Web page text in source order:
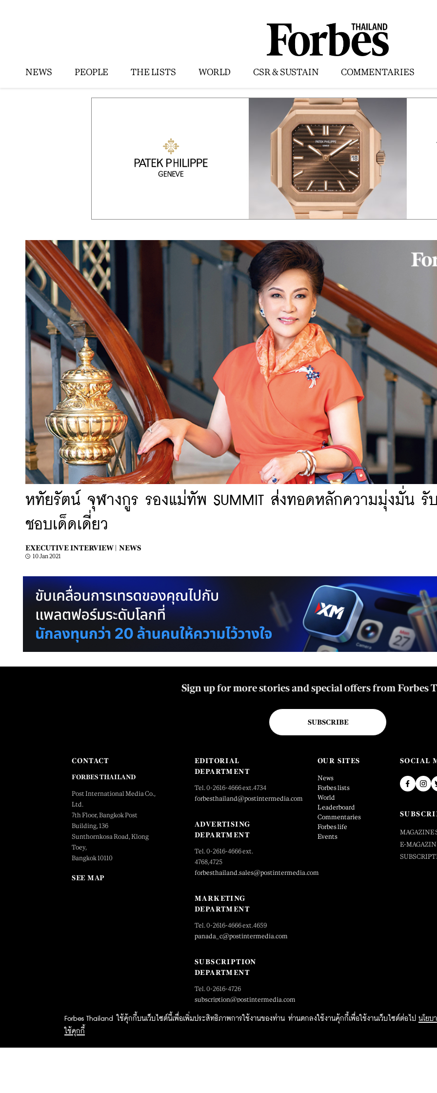
NEWS PEOPLE THE LISTS WORLD CSR & SUSTAIN COMMENTARIES
หทัยรัตน์ จุฬางกูร รองแม่ทัพ SUMMIT ส่งทอดหลักความมุ่งมั่น รั
ชอบเด็ดเดี่ยว
EXECUTIVE INTERVIEW | NEWS
10 Jan 2021
Forbes Thailand ใช้คุ้กกี้บนเว็บไซต์นี้เพื่อเพิ่มประสิทธิภาพการใช้งานของท่าน ท่านตกลงใช้งานคุ้กกี้เพื่อใช้งานเว็บไซต์ต่อไป
นโยบ
ใช้คุกกี้
Sign up for more stories and special offers from Forbes
SUBSCRIBE
CONTACT
FORBES THAILAND
Post International Media Co.,
Ltd.
7th Floor, Bangkok Post
Building, 136
Sunthornkosa Road, Klong
Toey,
Bangkok 10110
SEE MAP
EDITORIAL
DEPARTMENT
Tel. 0-2616-4666 ext.4734
forbesthailand@postintermedia.com
ADVERTISING
DEPARTMENT
Tel. 0-2616-4666 ext.
4768,4725
forbesthailand.sales@postintermedia.com
MARKETING
DEPARTMENT
Tel. 0-2616-4666 ext.4659
panada_c@postintermedia.com
SUBSCRIPTION
DEPARTMENT
Tel. 0-2616-4726
subscription@postintermedia.com
OUR SITES
News
Forbes lists
World
Leaderboard
Commentaries
Forbes life
Events
SOCIAL
MAGAZINE
E-